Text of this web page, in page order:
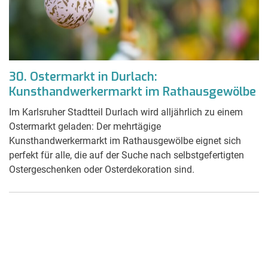
30. Ostermarkt in Durlach:
Kunsthandwerkermarkt im Rathausgewölbe
Im Karlsruher Stadtteil Durlach wird alljährlich zu einem
Ostermarkt geladen: Der mehrtägige
Kunsthandwerkermarkt im Rathausgewölbe eignet sich
perfekt für alle, die auf der Suche nach selbstgefertigten
Ostergeschenken oder Osterdekoration sind.